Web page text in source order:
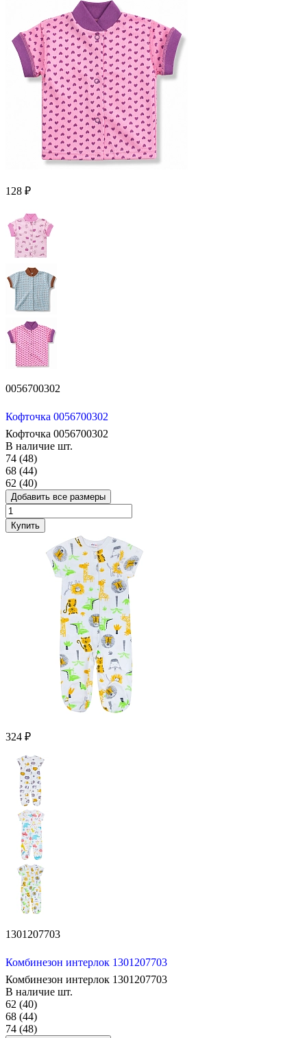
128 ₽
0056700302
Кофточка 0056700302
Кофточка 0056700302
В наличие шт.
74 (48)
68 (44)
62 (40)
Добавить все размеры
Купить
324 ₽
1301207703
Комбинезон интерлок 1301207703
Комбинезон интерлок 1301207703
В наличие шт.
62 (40)
68 (44)
74 (48)